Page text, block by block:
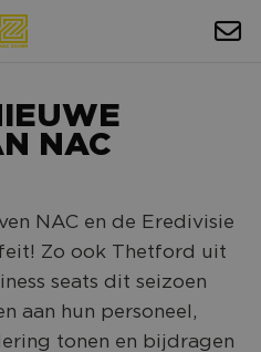
NAC
NAC en de Eredivisie
Zo ook Thetford uit
seats dit seizoen
aan hun personeel,
tonen en bijdragen